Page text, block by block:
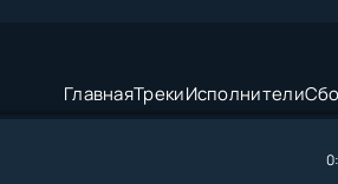
ГлавнаяТрекиИсполнители